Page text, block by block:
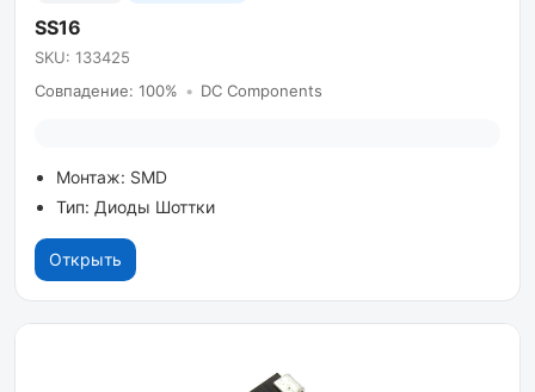
SS16
SKU: 133425
Совпадение: 100% • DC Components
Монтаж: SMD
Тип: Диоды Шоттки
Открыть